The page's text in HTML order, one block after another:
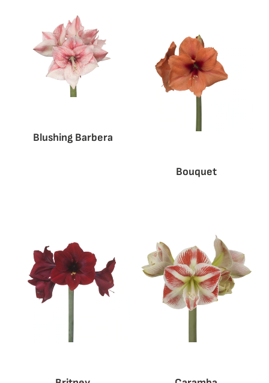
Blushing Barbera
Bouquet